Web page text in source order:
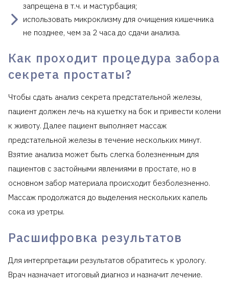
запрещена в т.ч. и мастурбация;
использовать микроклизму для очищения кишечника
не позднее, чем за 2 часа до сдачи анализа.
Как проходит процедура забора
секрета простаты?
Чтобы сдать анализ секрета предстательной железы,
пациент должен лечь на кушетку на бок и привести колени
к животу. Далее пациент выполняет массаж
предстательной железы в течение нескольких минут.
Взятие анализа может быть слегка болезненным для
пациентов с застойными явлениями в простате, но в
основном забор материала происходит безболезненно.
Массаж продолжатся до выделения нескольких капель
сока из уретры.
Расшифровка результатов
Для интерпретации результатов обратитесь к урологу.
Врач назначает итоговый диагноз и назначит лечение.